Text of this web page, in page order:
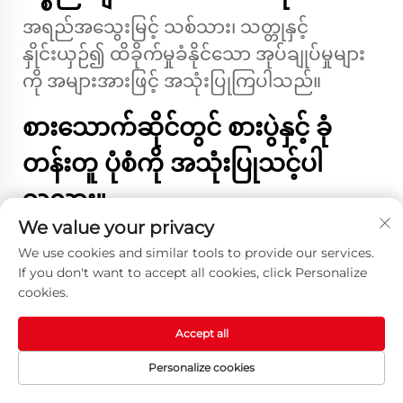
အရည်အသွေးမြင့် သစ်သား၊ သတ္တုနှင့်
နှိုင်းယှဉ်၍ ထိခိုက်မှုခံနိုင်သော အုပ်ချုပ်မှုများ
ကို အများအားဖြင့် အသုံးပြုကြပါသည်။
စားသောက်ဆိုင်တွင် စားပွဲနှင့် ခုံ
တန်းတူ ပုံစံကို အသုံးပြုသင့်ပါ
သလား။
မလိုအပ်ပါ။ ဥပမာအားဖြင့် ဘူတီကာနှင့် အမြင့်
တင်စားပွဲများကဲ့သို့ ပုံစံများကို ရောစပ်အသုံးပြု
ခြင်းဖြင့် စားသောက်ဆိုင်ဧည့်သည်များ၏
စိတ်ကြိုက်ကွဲပြားမှုများကို ဖြည့်ဆည်းပေးနိုင်
စားပွဲနှင့် ခုံများ စီစဉ်ခြင်းဖြင့် အပြင်
We value your privacy
We use cookies and similar tools to provide our services.
If you don't want to accept all cookies, click Personalize
cookies.
Personalize cookies
Accept all